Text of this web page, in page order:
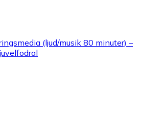
(ljud/musik 80 minuter) –